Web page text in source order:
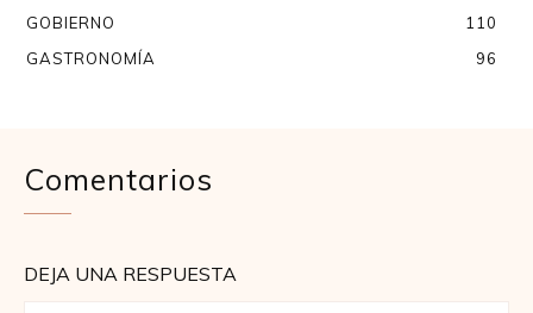
GOBIERNO
110
GASTRONOMÍA
96
Comentarios
DEJA UNA RESPUESTA